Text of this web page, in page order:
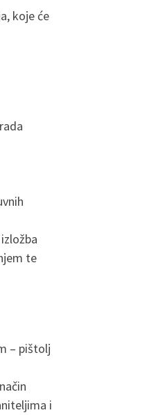
koje će
te
– pištolj
i